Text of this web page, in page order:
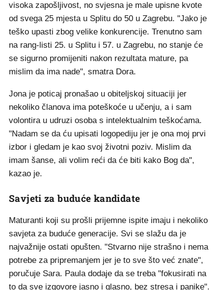
visoka zapošljivost, no svjesna je male upisne kvote
od svega 25 mjesta u Splitu do 50 u Zagrebu. "Jako je
teško upasti zbog velike konkurencije. Trenutno sam
na rang-listi 25. u Splitu i 57. u Zagrebu, no stanje će
se sigurno promijeniti nakon rezultata mature, pa
mislim da ima nade", smatra Dora.
Jona je poticaj pronašao u obiteljskoj situaciji jer
nekoliko članova ima poteškoće u učenju, a i sam
volontira u udruzi osoba s intelektualnim teškoćama.
"Nadam se da ću upisati logopediju jer je ona moj prvi
izbor i gledam je kao svoj životni poziv. Mislim da
imam šanse, ali volim reći da će biti kako Bog da",
kazao je.
Savjeti za buduće kandidate
Maturanti koji su prošli prijemne ispite imaju i nekoliko
savjeta za buduće generacije. Svi se slažu da je
najvažnije ostati opušten. "Stvarno nije strašno i nema
potrebe za pripremanjem jer je to sve što već znate",
poručuje Sara. Paula dodaje da se treba "fokusirati na
to da sve izgovore jasno i glasno, bez stresa i panike".